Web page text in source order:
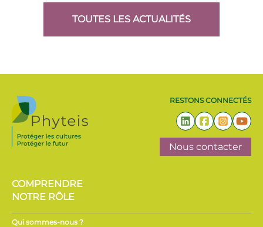
TOUTES LES ACTUALITÉS
RESTONS CONNECTÉS
Nous contacter
COMPRENDRE
NOTRE RÔLE
Qui sommes-nous ?